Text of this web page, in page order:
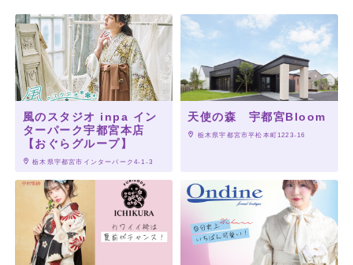
風のスタジオ inpa イン
ターパーク宇都宮本店
【おぐらグループ】
栃木県宇都宮市インターパーク4-1-3
天使の森 宇都宮Bloom
栃木県宇都宮市平松本町1223-16